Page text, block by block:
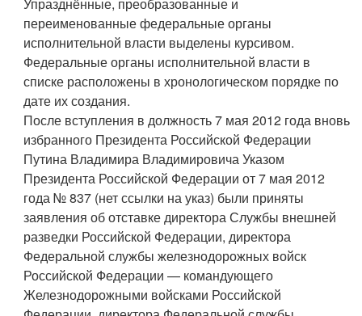
переименованные федеральные органы
исполнительной власти выделены курсивом.
Федеральные органы исполнительной власти в
списке расположены в хронологическом порядке по
дате их создания.
После вступления в должность 7 мая 2012 года вновь
избранного Президента Российской Федерации
Путина Владимира Владимировича Указом
Президента Российской Федерации от 7 мая 2012
года № 837 (нет ссылки на указ) были приняты
заявления об отставке директора Службы внешней
разведки Российской Федерации, директора
Федеральной службы железнодорожных войск
Российской Федерации — командующего
Железнодорожными войсками Российской